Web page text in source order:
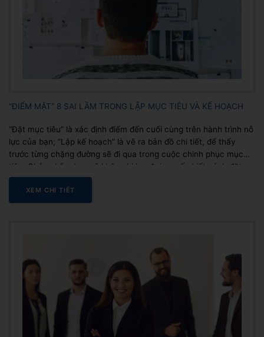
“ĐIỂM MẶT” 8 SAI LẦM TRONG LẬP MỤC TIÊU VÀ KẾ HOẠCH
“Đặt mục tiêu” là xác định điểm đến cuối cùng trên hành trình nỗ
lực của bạn; “Lập kế hoạch” là vẽ ra bản đồ chi tiết, để thấy
trước từng chặng đường sẽ đi qua trong cuộc chinh phục mục
tiêu. Chắc chắn, bạn sẽ không bị lạc đường nếu biết cách đặt
mục...
XEM CHI TIẾT